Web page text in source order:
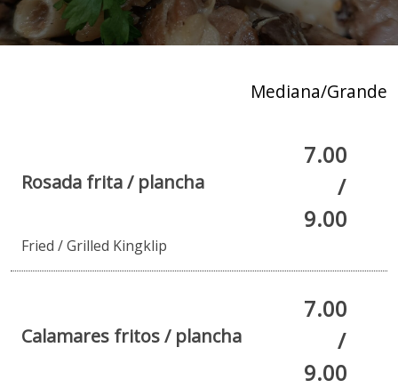
Mediana/Grande
Rosada frita / plancha
7.00
/
9.00
Fried / Grilled Kingklip
Calamares fritos / plancha
7.00
/
9.00